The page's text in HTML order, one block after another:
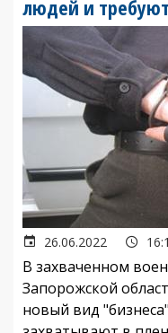
людей и
26.06.2022
В захваченном
Запорожской
новый вид